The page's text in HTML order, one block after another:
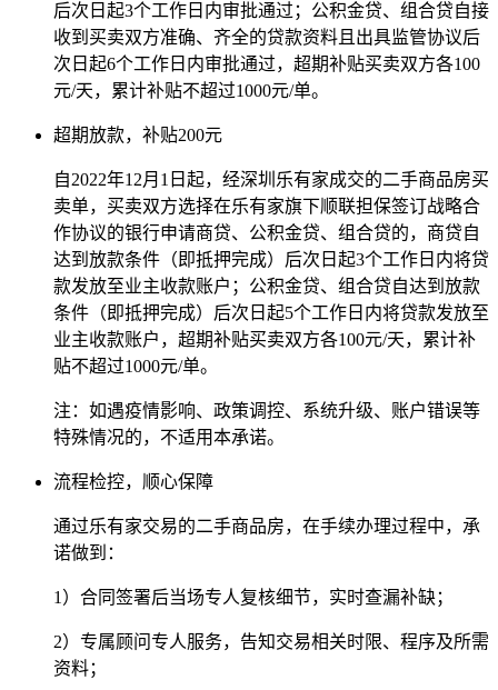
后次日起3个工作日内审批通过；公积金贷、组合贷自接
收到买卖双方准确、齐全的贷款资料且出具监管协议后
次日起6个工作日内审批通过，超期补贴买卖双方各100
元/天，累计补贴不超过1000元/单。
超期放款，补贴200元
自2022年12月1日起，经深圳乐有家成交的二手商品房买
卖单，买卖双方选择在乐有家旗下顺联担保签订战略合
作协议的银行申请商贷、公积金贷、组合贷的，商贷自
达到放款条件（即抵押完成）后次日起3个工作日内将贷
款发放至业主收款账户；公积金贷、组合贷自达到放款
条件（即抵押完成）后次日起5个工作日内将贷款发放至
业主收款账户，超期补贴买卖双方各100元/天，累计补
贴不超过1000元/单。
注：如遇疫情影响、政策调控、系统升级、账户错误等
特殊情况的，不适用本承诺。
流程检控，顺心保障
通过乐有家交易的二手商品房，在手续办理过程中，承
诺做到：
1）合同签署后当场专人复核细节，实时查漏补缺；
2）专属顾问专人服务，告知交易相关时限、程序及所需
资料；